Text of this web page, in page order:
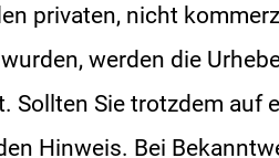
privaten, nicht
werden die
Sollten Sie trotzdem auf
Hinweis. Bei